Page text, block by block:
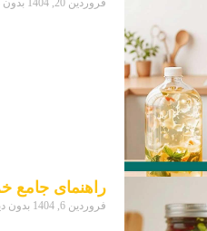
فروردین 20, 1404 بدون
راهنمای جامع
فروردین 6, 1404 بدون